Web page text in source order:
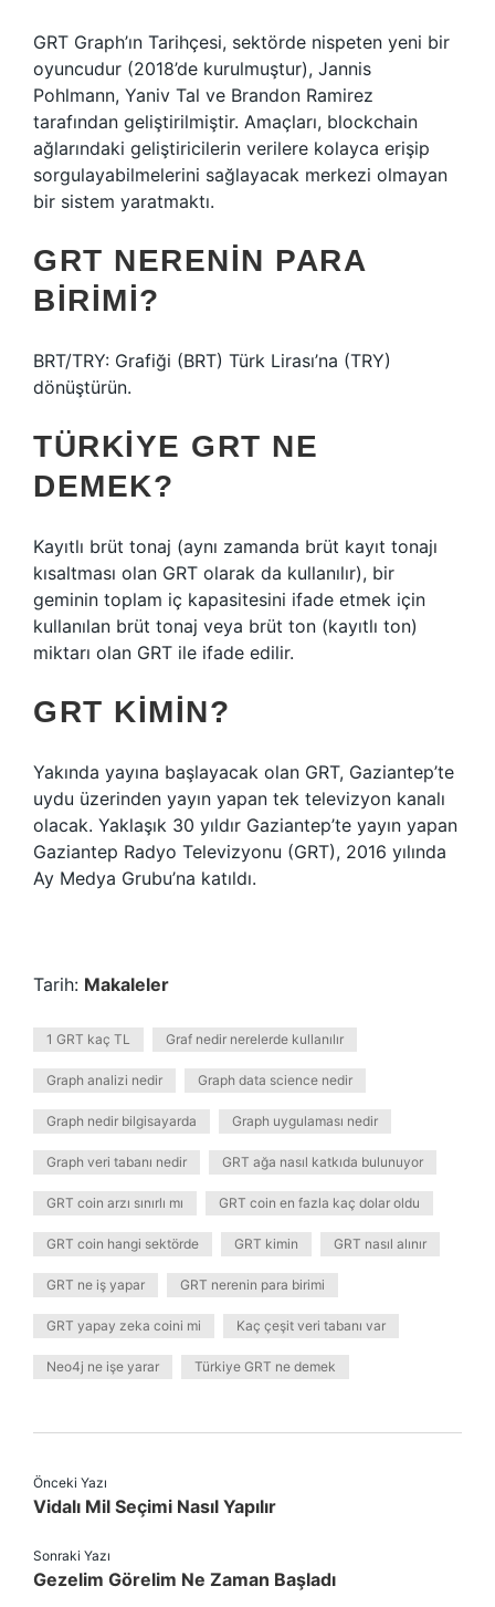
GRT Graph’ın Tarihçesi, sektörde nispeten yeni bir
oyuncudur (2018’de kurulmuştur), Jannis
Pohlmann, Yaniv Tal ve Brandon Ramirez
tarafından geliştirilmiştir. Amaçları, blockchain
ağlarındaki geliştiricilerin verilere kolayca erişip
sorgulayabilmelerini sağlayacak merkezi olmayan
bir sistem yaratmaktı.
GRT NERENIN PARA
BIRIMI?
BRT/TRY: Grafiği (BRT) Türk Lirası’na (TRY)
dönüştürün.
TÜRKIYE GRT NE
DEMEK?
Kayıtlı brüt tonaj (aynı zamanda brüt kayıt tonajı
kısaltması olan GRT olarak da kullanılır), bir
geminin toplam iç kapasitesini ifade etmek için
kullanılan brüt tonaj veya brüt ton (kayıtlı ton)
miktarı olan GRT ile ifade edilir.
GRT KIMIN?
Yakında yayına başlayacak olan GRT, Gaziantep’te
uydu üzerinden yayın yapan tek televizyon kanalı
olacak. Yaklaşık 30 yıldır Gaziantep’te yayın yapan
Gaziantep Radyo Televizyonu (GRT), 2016 yılında
Ay Medya Grubu’na katıldı.
Tarih: Makaleler
1 GRT kaç TL Graf nedir nerelerde kullanılır
Graph analizi nedir Graph data science nedir
Graph nedir bilgisayarda Graph uygulaması nedir
Graph veri tabanı nedir GRT ağa nasıl katkıda bulunuyor
GRT coin arzı sınırlı mı GRT coin en fazla kaç dolar oldu
GRT coin hangi sektörde GRT kimin GRT nasıl alınır
GRT ne iş yapar GRT nerenin para birimi
GRT yapay zeka coini mi Kaç çeşit veri tabanı var
Neo4j ne işe yarar Türkiye GRT ne demek
Önceki Yazı
Vidalı Mil Seçimi Nasıl Yapılır
Sonraki Yazı
Gezelim Görelim Ne Zaman Başladı